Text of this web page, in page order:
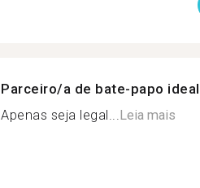
Parceiro/a de bate-papo ideal
Apenas seja legal...Leia mais